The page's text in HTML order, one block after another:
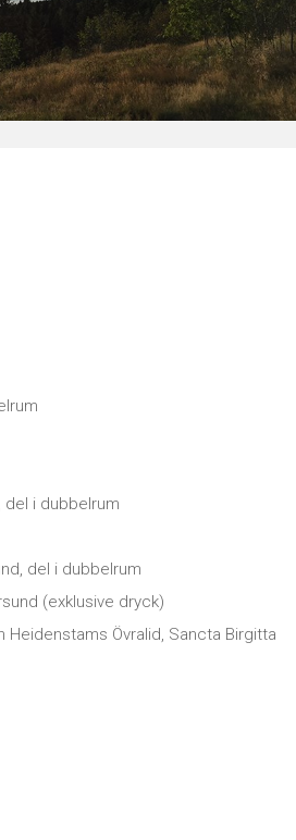
del i dubbelrum
del i dubbelrum
(exklusive dryck)
Heidenstams Övralid, Sancta Birgitta